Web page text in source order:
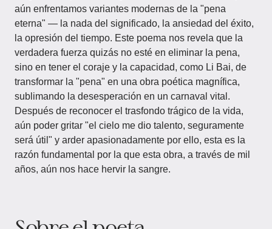
aún enfrentamos variantes modernas de la "pena
eterna" — la nada del significado, la ansiedad del éxito,
la opresión del tiempo. Este poema nos revela que la
verdadera fuerza quizás no esté en eliminar la pena,
sino en tener el coraje y la capacidad, como Li Bai, de
transformar la "pena" en una obra poética magnífica,
sublimando la desesperación en un carnaval vital.
Después de reconocer el trasfondo trágico de la vida,
aún poder gritar "el cielo me dio talento, seguramente
será útil" y arder apasionadamente por ello, esta es la
razón fundamental por la que esta obra, a través de mil
años, aún nos hace hervir la sangre.